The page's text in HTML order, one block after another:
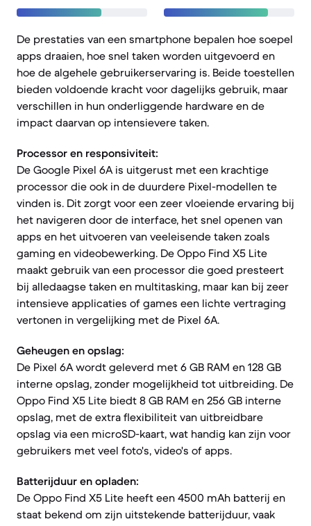
De prestaties van een smartphone bepalen hoe soepel
apps draaien, hoe snel taken worden uitgevoerd en
hoe de algehele gebruikerservaring is. Beide toestellen
bieden voldoende kracht voor dagelijks gebruik, maar
verschillen in hun onderliggende hardware en de
impact daarvan op intensievere taken.
Processor en responsiviteit:
De Google Pixel 6A is uitgerust met een krachtige
processor die ook in de duurdere Pixel-modellen te
vinden is. Dit zorgt voor een zeer vloeiende ervaring bij
het navigeren door de interface, het snel openen van
apps en het uitvoeren van veeleisende taken zoals
gaming en videobewerking. De Oppo Find X5 Lite
maakt gebruik van een processor die goed presteert
bij alledaagse taken en multitasking, maar kan bij zeer
intensieve applicaties of games een lichte vertraging
vertonen in vergelijking met de Pixel 6A.
Geheugen en opslag:
De Pixel 6A wordt geleverd met 6 GB RAM en 128 GB
interne opslag, zonder mogelijkheid tot uitbreiding. De
Oppo Find X5 Lite biedt 8 GB RAM en 256 GB interne
opslag, met de extra flexibiliteit van uitbreidbare
opslag via een microSD-kaart, wat handig kan zijn voor
gebruikers met veel foto's, video's of apps.
Batterijduur en opladen:
De Oppo Find X5 Lite heeft een 4500 mAh batterij en
staat bekend om zijn uitstekende batterijduur, vaak